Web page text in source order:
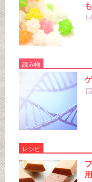
読み物
レシピ